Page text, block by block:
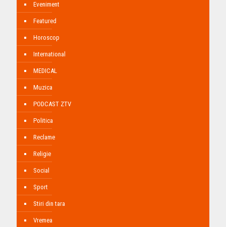
Eveniment
Featured
Horoscop
International
MEDICAL
Muzica
PODCAST ZTV
Politica
Reclame
Religie
Social
Sport
Stiri din tara
Vremea